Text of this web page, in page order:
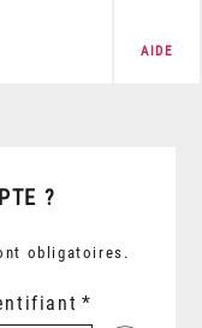
AIDE
?
obligatoires.